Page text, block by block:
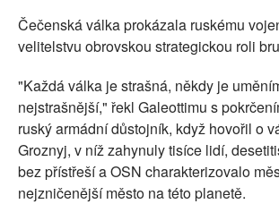
Čečenská válka prokázala ruskému
velitelstvu obrovskou strategickou roli
"Každá válka je strašná, někdy je
nejstrašnější," řekl Galeottimu s
ruský armádní důstojník, když hovořil o
Groznyj, v níž zahynuly tisíce lidí,
bez přístřeší a OSN charakterizovalo
nejzničenější město na této planetě.